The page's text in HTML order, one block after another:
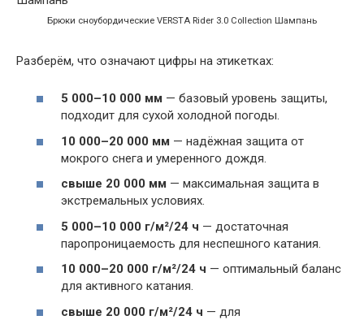
Брюки сноубордические VERSTA Rider 3.0 Collection Шампань
Разберём, что означают цифры на этикетках:
5 000–10 000 мм — базовый уровень защиты,
подходит для сухой холодной погоды.
10 000–20 000 мм — надёжная защита от
мокрого снега и умеренного дождя.
свыше 20 000 мм — максимальная защита в
экстремальных условиях.
5 000–10 000 г/м²/24 ч — достаточная
паропроницаемость для неспешного катания.
10 000–20 000 г/м²/24 ч — оптимальный баланс
для активного катания.
свыше 20 000 г/м²/24 ч — для